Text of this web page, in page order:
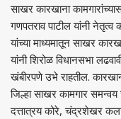
साखर कारखाना
गणपतराव पाटील यांनी
यांच्या माध्यमातून साखर
यांनी शिरोळ विधानसभा
खंबीरपणे उभे राहतील.
जिल्हा साखर कामगार समन्वय
दत्तात्रय कोरे, चंद्रशेखर